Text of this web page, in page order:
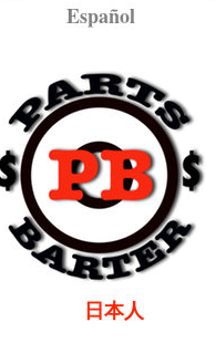
Español
日本人